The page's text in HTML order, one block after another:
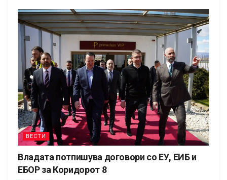
ВЕСТИ
Владата потпишува договори со ЕУ, ЕИБ и
ЕБОР за Коридорот 8